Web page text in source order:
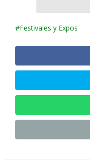
Festivales y Expos